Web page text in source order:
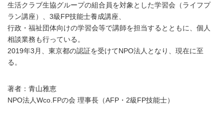
生活クラブ生協グループの組合員を対象とした学習会（ライフプ
ラン講座）、3級FP技能士養成講座、
行政・福祉団体向けの学習会等で講師を担当するとともに、個人
相談業務も行っている。
2019年3月、東京都の認証を受けてNPO法人となり、現在に至
る。
著者：青山雅恵
NPO法人Wco.FPの会 理事長（AFP・2級FP技能士）